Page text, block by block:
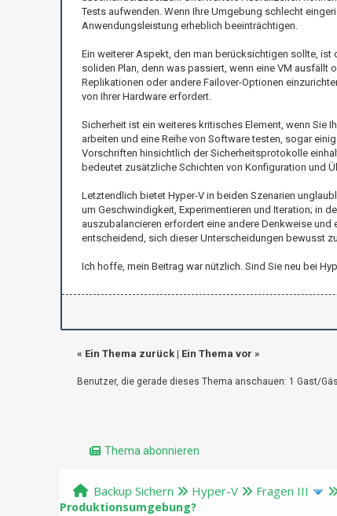
Tests aufwenden. Wenn Ihre Umgebung schlecht
Anwendungsleistung erheblich beeinträchtigen.
Ein weiterer Aspekt, den man berücksichtigen sollte,
soliden Plan, denn was passiert, wenn eine VM ausfällt
Replikationen oder andere Failover-Optionen
von Ihrer Hardware erfordert.
Sicherheit ist ein weiteres kritisches Element, wenn Sie
arbeiten und eine Reihe von Software testen, sogar
Vorschriften hinsichtlich der Sicherheitsprotokolle
bedeutet zusätzliche Schichten von Konfiguration und
Letztendlich bietet Hyper-V in beiden Szenarien
um Geschwindigkeit, Experimentieren und Iteration; in
auszubalancieren erfordert eine andere Denkweise
entscheidend, sich dieser Unterscheidungen bewusst
Ich hoffe, mein Beitrag war nützlich. Sind Sie neu bei
« Ein Thema zurück| Ein Thema vor »
Benutzer, die gerade dieses Thema anschauen: 1 Gast/
Thema abonnieren
Backup Sichern Hyper-V Fragen III
Produktionsumgebung?